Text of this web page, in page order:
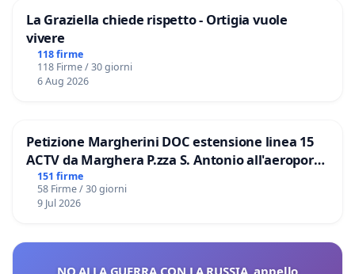
La Graziella chiede rispetto - Ortigia vuole
vivere
118 firme
118 Firme / 30 giorni
6 Aug 2026
Petizione Margherini DOC estensione linea 15
ACTV da Marghera P.zza S. Antonio all'aeroporto
Marco Polo tariffa a € 1,50
151 firme
58 Firme / 30 giorni
9 Jul 2026